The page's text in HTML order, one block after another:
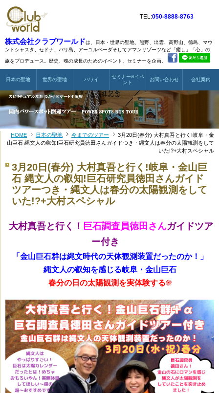
株式会社クラブワールドは、日本・世界の聖地、熊野、出雲、高野山、徳島、マウ
ントシャスタ、 セドナ、バリ島、アーユルベーダそしてアマンリゾーツなど 「癒し」「心」の
旅をプロデュース。歴史、魂の成長のためのイベント、セミナーを企画。
TEL:050-8888-8763
日本の聖地 世界の聖地 ハワイ
セミナー&イベ
ント
お問い合わせ 会社案内
HOME 日本の聖地 今までのツアー
3月20日(春分) 大村真吾と行く!岐阜・金
山巨石 縄文人の叡知!巨石研究員徳田さんガイドつき・縄文人は春分の太陽観測をして
いた!?+大村スペシャル
3月20日(春分) 大村真吾と行く!岐阜・金山巨
石 縄文人の叡知!巨石研究員徳田さんガイド
ツアーつき・縄文人は春分の太陽観測をして
いた!?+大村スペシャル
大村真吾と行く！ 巨石調査員徳田さんガイドツア
ー付き
「金山巨石群は縄文時代の天体観測装置だったのか！」
縄文人の叡知を感じる岐阜・金山巨石
春分の日の太陽観測を実体験する☀